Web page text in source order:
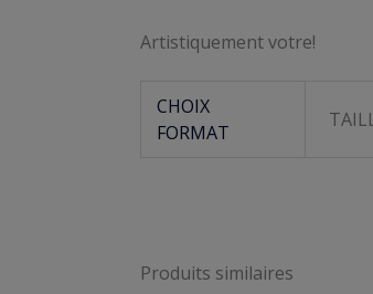
Artistiquement votre!
CHOIX
FORMAT
Produits similaires